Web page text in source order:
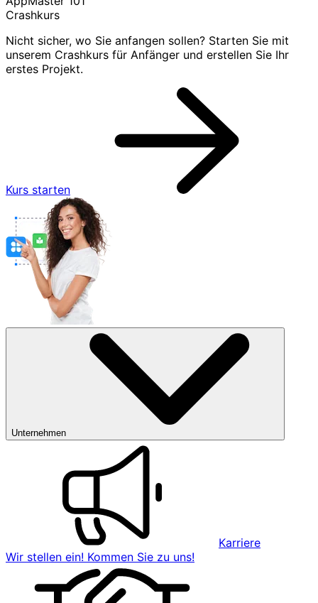
Crashkurs
Nicht sicher, wo Sie anfangen sollen? Starten Sie mit
unserem Crashkurs für Anfänger und erstellen Sie Ihr
erstes Projekt.
Kurs starten
Unternehmen
Karriere
Wir stellen ein! Kommen Sie zu uns!